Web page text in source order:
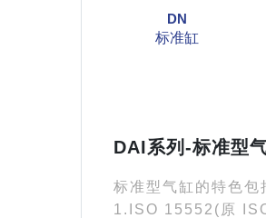
DN
标准缸
DAI系列-标准型
标准型气缸的特色包
1.ISO 15552(原